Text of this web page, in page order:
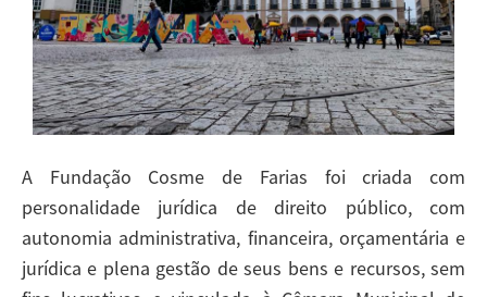
A Fundação Cosme de Farias foi criada com
personalidade jurídica de direito público, com
autonomia administrativa, financeira, orçamentária e
jurídica e plena gestão de seus bens e recursos, sem